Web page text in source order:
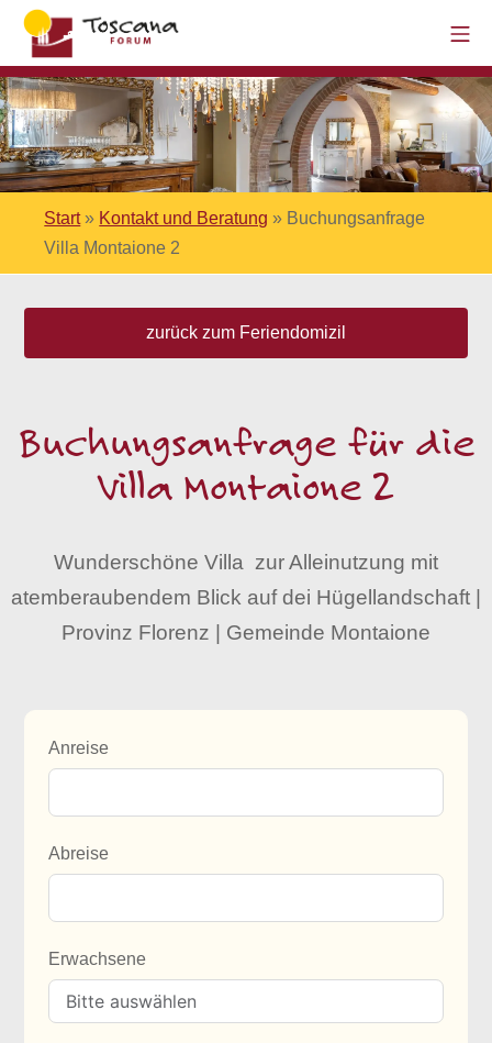
Start» Kontakt und Beratung » Buchungsanfrage
Villa Montaione 2
zurück zum Feriendomizil
Buchungsanfrage für die
Villa Montaione 2
Wunderschöne Villa zur Alleinutzung mit
atemberaubendem Blick auf dei Hügellandschaft |
Provinz Florenz | Gemeinde Montaione
Anreise
Abreise
Erwachsene